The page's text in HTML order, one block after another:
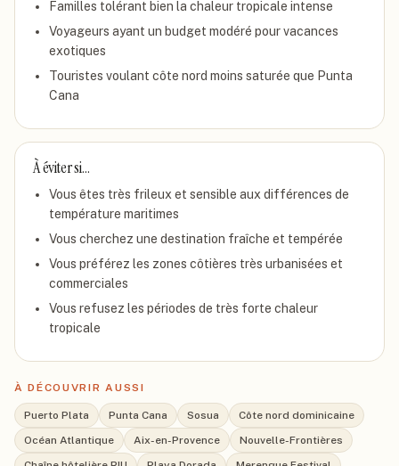
Familles tolérant bien la chaleur tropicale intense
Voyageurs ayant un budget modéré pour vacances
exotiques
Touristes voulant côte nord moins saturée que Punta
Cana
À éviter si…
Vous êtes très frileux et sensible aux différences de
température maritimes
Vous cherchez une destination fraîche et tempérée
Vous préférez les zones côtières très urbanisées et
commerciales
Vous refusez les périodes de très forte chaleur
tropicale
À DÉCOUVRIR AUSSI
Puerto Plata Punta Cana Sosua
Côte nord dominicaine
Océan Atlantique
Aix-en-Provence
Nouvelle-Frontières